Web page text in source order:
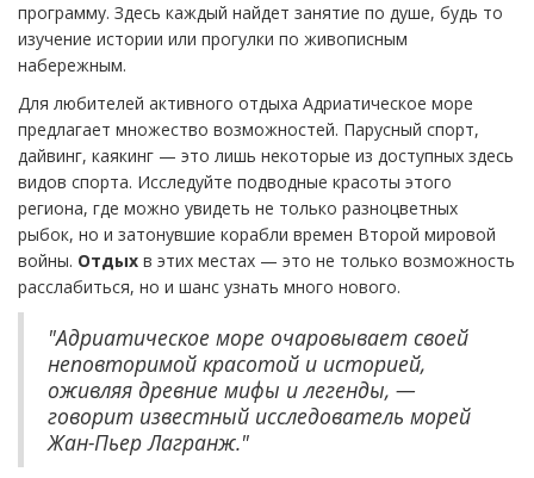
программу. Здесь каждый найдет занятие по душе, будь то
изучение истории или прогулки по живописным
набережным.
Для любителей активного отдыха Адриатическое море
предлагает множество возможностей. Парусный спорт,
дайвинг, каякинг — это лишь некоторые из доступных здесь
видов спорта. Исследуйте подводные красоты этого
региона, где можно увидеть не только разноцветных
рыбок, но и затонувшие корабли времен Второй мировой
войны. Отдых в этих местах — это не только возможность
расслабиться, но и шанс узнать много нового.
"Адриатическое море очаровывает своей
неповторимой красотой и историей,
оживляя древние мифы и легенды, —
говорит известный исследователь морей
Жан-Пьер Лагранж."